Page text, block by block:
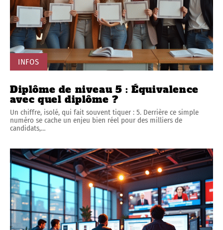
INFOS
Diplôme de niveau 5 : Équivalence
avec quel diplôme ?
Un chiffre, isolé, qui fait souvent tiquer : 5. Derrière ce simple
numéro se cache un enjeu bien réel pour des milliers de
candidats,…